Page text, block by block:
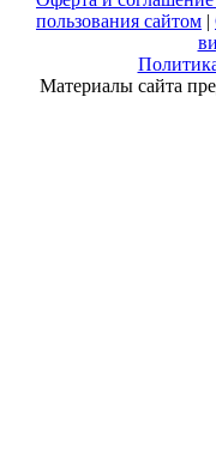
пользования сайтом |
Материалы сайта